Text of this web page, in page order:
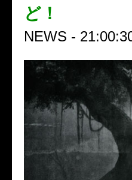
ど！
NEWS -